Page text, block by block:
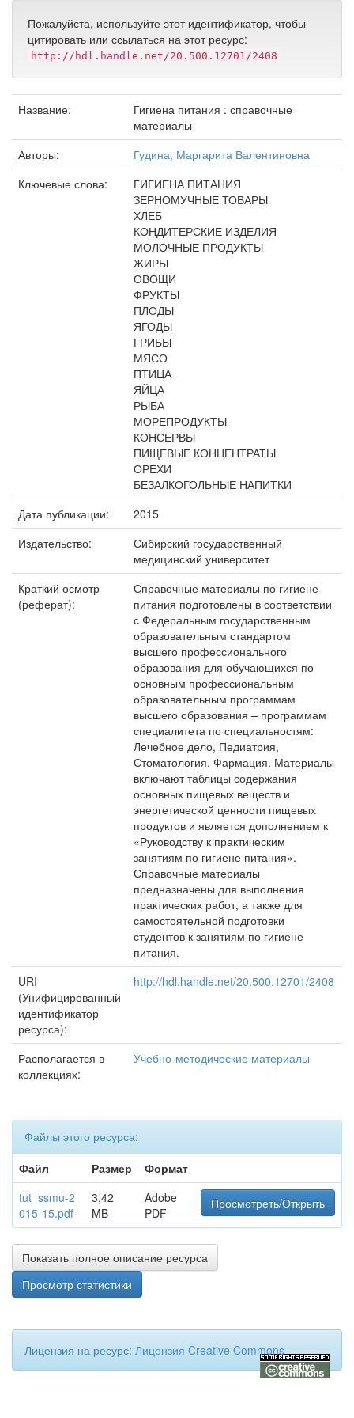
Пожалуйста, используйте этот идентификатор, чтобы
цитировать или ссылаться на этот ресурс:
http://hdl.handle.net/20.500.12701/2408
Название:
Гигиена питания : справочные
материалы
Авторы:
Гудина, Маргарита Валентиновна
Ключевые слова:
ГИГИЕНА ПИТАНИЯ
ЗЕРНОМУЧНЫЕ ТОВАРЫ
ХЛЕБ
КОНДИТЕРСКИЕ ИЗДЕЛИЯ
МОЛОЧНЫЕ ПРОДУКТЫ
ЖИРЫ
ОВОЩИ
ФРУКТЫ
ПЛОДЫ
ЯГОДЫ
ГРИБЫ
МЯСО
ПТИЦА
ЯЙЦА
РЫБА
МОРЕПРОДУКТЫ
КОНСЕРВЫ
ПИЩЕВЫЕ КОНЦЕНТРАТЫ
ОРЕХИ
БЕЗАЛКОГОЛЬНЫЕ НАПИТКИ
Дата публикации:
2015
Издательство:
Сибирский государственный
медицинский университет
Краткий осмотр
(реферат):
Справочные материалы по гигиене
питания подготовлены в соответствии
с Федеральным государственным
образовательным стандартом
высшего профессионального
образования для обучающихся по
основным профессиональным
образовательным программам
высшего образования – программам
специалитета по специальностям:
Лечебное дело, Педиатрия,
Стоматология, Фармация. Материалы
включают таблицы содержания
основных пищевых веществ и
энергетической ценности пищевых
продуктов и является дополнением к
«Руководству к практическим
занятиям по гигиене питания».
Справочные материалы
предназначены для выполнения
практических работ, а также для
самостоятельной подготовки
студентов к занятиям по гигиене
питания.
URI
(Унифицированный
идентификатор
ресурса):
http://hdl.handle.net/20.500.12701/2408
Располагается в
коллекциях:
Учебно-методические материалы
Файлы этого ресурса:
Файл
Размер
Формат
tut_ssmu-2
015-15.pdf
3,42
MB
Adobe
PDF
Просмотреть/Открыть
Показать полное описание ресурса
Просмотр статистики
Лицензия на ресурс: Лицензия Creative Commons